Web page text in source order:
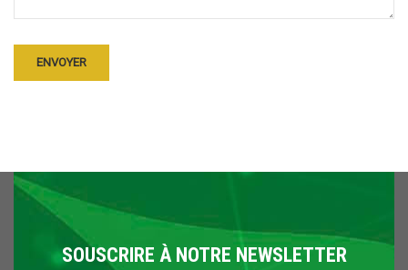
SOUSCRIRE À NOTRE NEWSLETTER